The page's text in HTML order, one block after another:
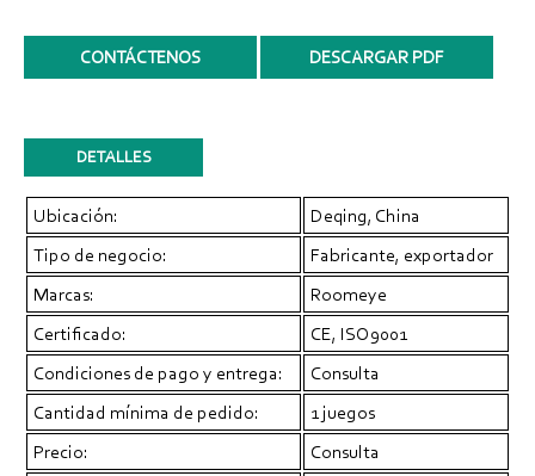
CONTÁCTENOS DESCARGAR PDF
DETALLES
Ubicación:
Deqing, China
Tipo de negocio:
Fabricante, exportador
Marcas:
Roomeye
Certificado:
CE, ISO9001
Condiciones de pago y entrega:
Consulta
Cantidad mínima de pedido:
1 juegos
Precio:
Consulta